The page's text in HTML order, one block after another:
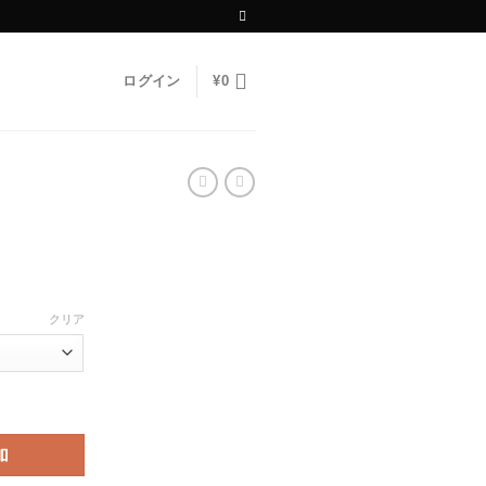
ログイン ¥0
クリア